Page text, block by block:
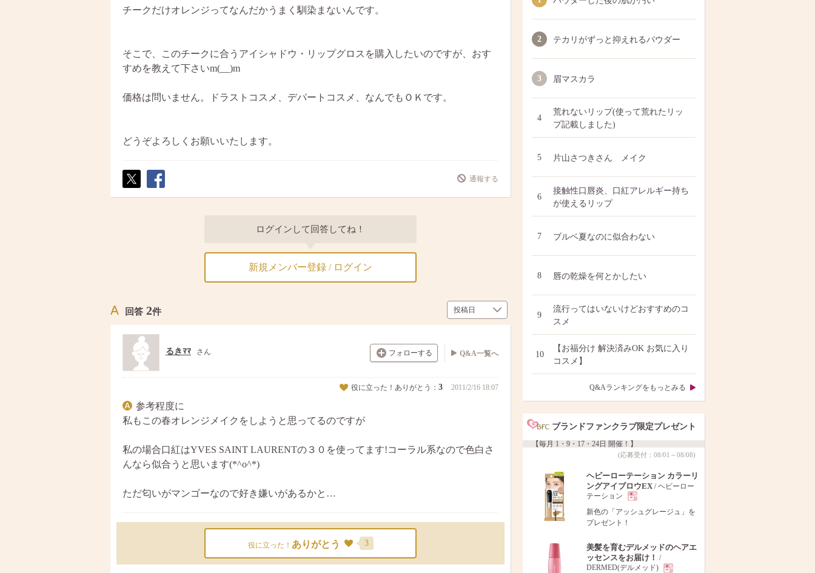
チークだけオレンジってなんだかうまく馴染まないんです。
そこで、このチークに合うアイシャドウ・リップグロスを購入したいのですが、おす
すめを教えて下さいm(__)m
価格は問いません。ドラストコスメ、デパートコスメ、なんでもＯＫです。
どうぞよろしくお願いいたします。
ト
ア
通報する
ログインして回答してね！
新規メンバー登録 / ログイン
回答 2件
フォローする
るきﾏﾏ さん Q&A一覧へ
役に立った！ありがとう： 3 2011/2/16 18:07
参考程度に
私もこの春オレンジメイクをしようと思ってるのですが
私の場合口紅はYVES SAINT LAURENTの３０を使ってます!コーラル系なので色白さ
んなら似合うと思います(*^o^*)
ただ匂いがマンゴーなので好き嫌いがあるかと…
役に立った！ ありがとう 3
2 テカリがずっと抑えれるパウダー
3 眉マスカラ
4
荒れないリップ(使って荒れたリッ
プ記載しました)
5 片山さつきさん メイク
6
接触性口唇炎、口紅アレルギー持ち
が使えるリップ
7 ブルベ夏なのに似合わない
8 唇の乾燥を何とかしたい
9
流行ってはいないけどおすすめのコ
スメ
10
【お福分け 解決済みOK お気に入り
コスメ】
Q&Aランキングをもっとみる
ブランドファンクラブ限定プレゼント
【毎月 1・9・17・24日 開催！】
(応募受付：08/01～08/08)
ヘビーローテーション カラーリ
ングアイブロウEX / ヘビーロー
テーション
現
新色の「アッシュグレージュ」を
プレゼント！
美髪を育むデルメッドのヘアエ
ッセンスをお届け！ /
DERMED(デルメッド)